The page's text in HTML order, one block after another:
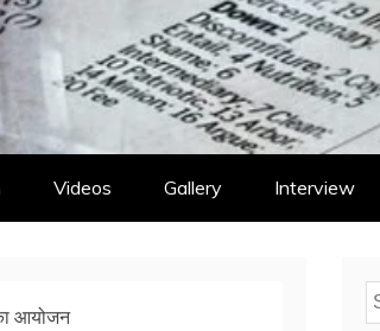
Videos Gallery Interview
आयोजन